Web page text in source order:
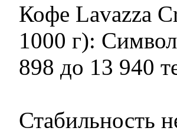
Кофе Lavazza
1000 г):
898 до 13 940
Стабильность